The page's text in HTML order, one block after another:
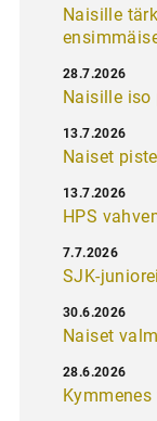
Naisille
Naisille iso
28.7.2026
Naiset
13.7.2026
HPS
13.7.2026
SJK-
7.7.2026
Naiset
30.6.2026
28.6.2026